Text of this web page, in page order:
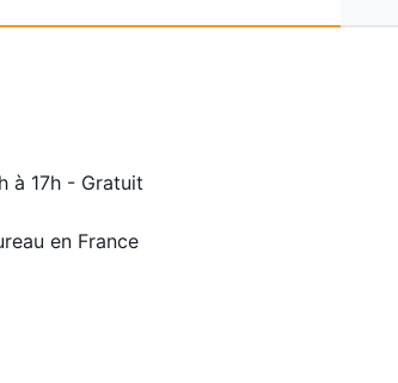
à 17h - Gratuit
en France